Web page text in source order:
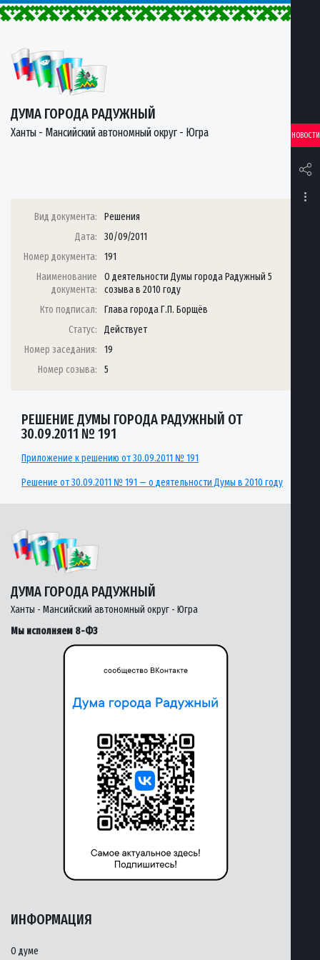
ДУМА ГОРОДА РАДУЖНЫЙ
Ханты - Мансийский автономный округ - Югра НОВОСТИ
Вид документа:
Решения
Дата:
30/09/2011
Номер документа:
191
Наименование
документа:
О деятельности Думы города Радужный 5
созыва в 2010 году
Кто подписал:
Глава города Г.П. Борщёв
Статус:
Действует
Номер заседания:
19
Номер созыва:
5
РЕШЕНИЕ ДУМЫ ГОРОДА РАДУЖНЫЙ ОТ
30.09.2011 № 191
Приложение к решению от 30.09.2011 № 191
Решение от 30.09.2011 № 191 — о деятельности Думы в 2010 году
ДУМА ГОРОДА РАДУЖНЫЙ
Ханты - Мансийский автономный округ - Югра
Мы исполняем 8-ФЗ
ИНФОРМАЦИЯ
О думе